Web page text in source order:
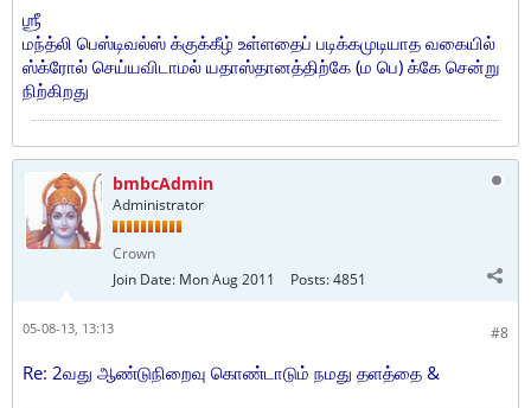
ஶ்ரீ
மந்த்லி பெஸ்டிவல்ஸ் க்குக்கீழ் உள்ளதைப் படிக்கமுடியாத வகையில்
ஸ்க்ரோல் செய்யவிடாமல் யதாஸ்தானத்திற்கே (ம பெ) க்கே சென்று
நிற்கிறது
bmbcAdmin
Administrator
Crown
Join Date: Mon Aug 2011 Posts:4851
#8
05-08-13, 13:13
Re: 2வது ஆண்டுநிறைவு கொண்டாடும் நமது தளத்தை &